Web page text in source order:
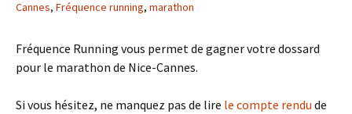
Cannes, Fréquence running, marathon
Fréquence Running vous permet de gagner votre dossard
pour le marathon de Nice-Cannes.
Si vous hésitez, ne manquez pas de lire le compte rendu de